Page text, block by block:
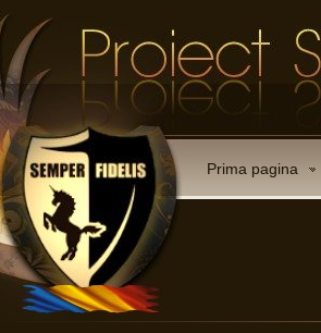
Prima pagina